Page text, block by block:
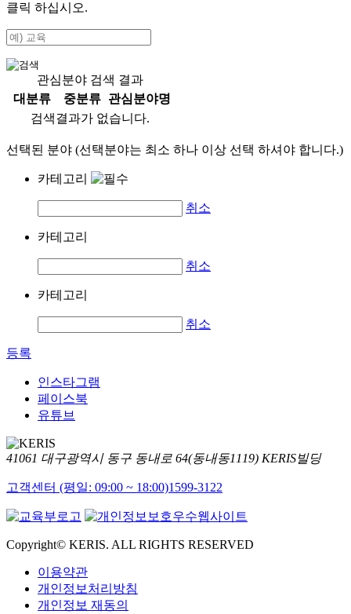
클릭 하십시오.
관심분야 검색 결과
대분류
중분류
관심분야명
검색결과가 없습니다.
선택된 분야 (선택분야는 최소 하나 이상 선택 하셔야 합니다.)
카테고리
취소
카테고리
취소
카테고리
취소
등록
인스타그램
페이스북
유튜브
41061 대구광역시 동구 동내로 64(동내동1119) KERIS빌딩
고객센터 (평일: 09:00 ~ 18:00)1599-3122
Copyright© KERIS. ALL RIGHTS RESERVED
이용약관
개인정보처리방침
개인정보 재동의